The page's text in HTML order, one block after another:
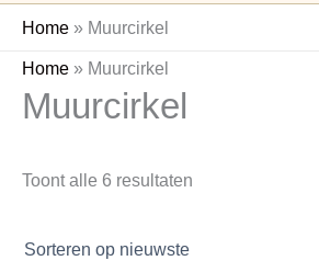
Home » Muurcirkel
Home » Muurcirkel
Muurcirkel
Toont alle 6 resultaten